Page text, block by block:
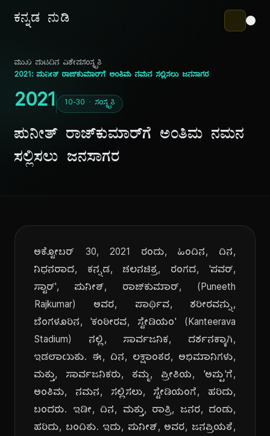
ಕನ್ನಡ ನುಡಿ
ಮುಖ ಪುಟದಿನ ವಿಶೇಷಸಂಸ್ಕೃತಿ
2021: ಪುನೀತ್ ರಾಜ್‌ಕುಮಾರ್‌ಗೆ ಅಂತಿಮ ನಮನ ಸಲ್ಲಿಸಲು ಜನಸಾಗರ
2021 10-30 · ಸಂಸ್ಕೃತಿ
ಪುನೀತ್ ರಾಜ್‌ಕುಮಾರ್‌ಗೆ ಅಂತಿಮ ನಮನ
ಸಲ್ಲಿಸಲು ಜನಸಾಗರ
ಅಕ್ಟೋಬರ್ 30, 2021 ರಂದು, ಹಿಂದಿನ, ದಿನ,
ನಿಧನರಾದ, ಕನ್ನಡ, ಚಲನಚಿತ್ರ, ರಂಗದ, 'ಪವರ್,
ಸ್ಟಾರ್', ಪುನೀತ್, ರಾಜ್‌ಕುಮಾರ್, (Puneeth
Rajkumar) ಅವರ, ಪಾರ್ಥಿವ, ಶರೀರವನ್ನು,
ಬೆಂಗಳೂರಿನ, 'ಕಂಠೀರವ, ಸ್ಟೇಡಿಯಂ' (Kanteerava
Stadium) ನಲ್ಲಿ, ಸಾರ್ವಜನಿಕ, ದರ್ಶನಕ್ಕಾಗಿ,
ಇಡಲಾಯಿತು. ಈ, ದಿನ, ಲಕ್ಷಾಂತರ, ಅಭಿಮಾನಿಗಳು,
ಮತ್ತು, ಸಾರ್ವಜನಿಕರು, ತಮ್ಮ, ಪ್ರೀತಿಯ, 'ಅಪ್ಪು'ಗೆ,
ಅಂತಿಮ, ನಮನ, ಸಲ್ಲಿಸಲು, ಸ್ಟೇಡಿಯಂಗೆ, ಹರಿದು,
ಬಂದರು. ಇಡೀ, ದಿನ, ಮತ್ತು, ರಾತ್ರಿ, ಜನರ, ದಂಡು,
ಹರಿದು, ಬಂದಿತು. ಇದು, ಪುನೀತ್, ಅವರ, ಜನಪ್ರಿಯತೆ,